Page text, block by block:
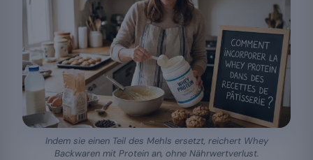
Indem sie einen Teil des Mehls ersetzt, reichert Whey
Backwaren mit Protein an, ohne Nährwertverlust.